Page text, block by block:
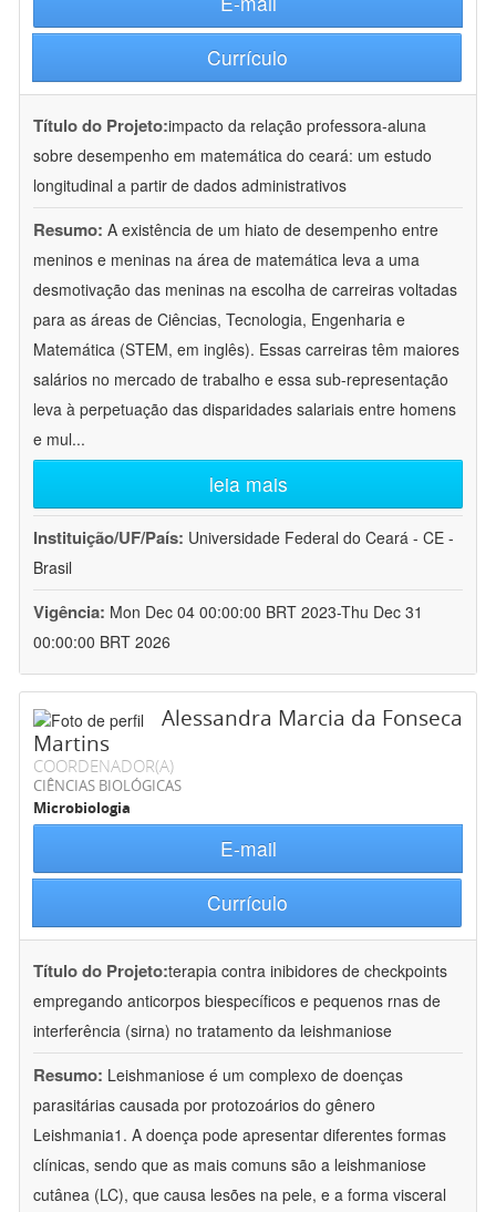
Currículo
Título do Projeto:impacto da relação professora-aluna
sobre desempenho em matemática do ceará: um estudo
longitudinal a partir de dados administrativos
Resumo: A existência de um hiato de desempenho entre
meninos e meninas na área de matemática leva a uma
desmotivação das meninas na escolha de carreiras voltadas
para as áreas de Ciências, Tecnologia, Engenharia e
Matemática (STEM, em inglês). Essas carreiras têm maiores
salários no mercado de trabalho e essa sub-representação
leva à perpetuação das disparidades salariais entre homens
e mul...
leia mais
Instituição/UF/País: Universidade Federal do Ceará - CE -
Brasil
Vigência: Mon Dec 04 00:00:00 BRT 2023-Thu Dec 31
00:00:00 BRT 2026
Alessandra Marcia da Fonseca
Martins
COORDENADOR(A)
CIÊNCIAS BIOLÓGICAS
Microbiologia
E-mail
Currículo
Título do Projeto:terapia contra inibidores de checkpoints
empregando anticorpos biespecíficos e pequenos rnas de
interferência (sirna) no tratamento da leishmaniose
Resumo: Leishmaniose é um complexo de doenças
parasitárias causada por protozoários do gênero
Leishmania1. A doença pode apresentar diferentes formas
clínicas, sendo que as mais comuns são a leishmaniose
cutânea (LC), que causa lesões na pele, e a forma visceral